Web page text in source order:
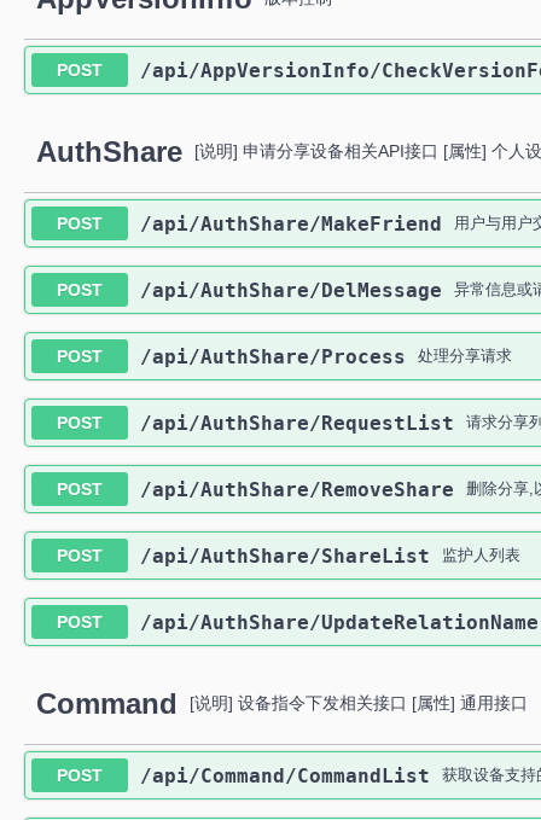
POST ​/api​/AppVersionInfo​/
AuthShare [说明] 申请分享设备相关API接口 [属性] 个人
POST ​/api​/AuthShare​/MakeFriend 用户与用户
POST ​/api​/AuthShare​/DelMessage 异常信息或
POST ​/api​/AuthShare​/Process 处理分享请求
POST ​/api​/AuthShare​/RequestList 请求分享
POST ​/api​/AuthShare​/RemoveShare 删除分享,
POST ​/api​/AuthShare​/ShareList 监护人列表
POST ​/api​/AuthShare​/UpdateRelationName
Command [说明] 设备指令下发相关接口 [属性] 通用接口
POST ​/api​/Command​/CommandList 获取设备支